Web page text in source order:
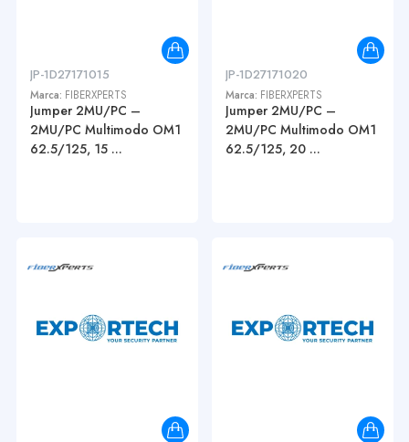
JP-1D27171015
Marca: FIBERXPERTS
Jumper 2MU/PC –
2MU/PC Multimodo OM1
62.5/125, 15 ...
JP-1D27171020
Marca: FIBERXPERTS
Jumper 2MU/PC –
2MU/PC Multimodo OM1
62.5/125, 20 ...